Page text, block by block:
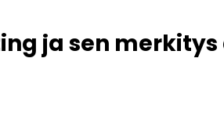
ja sen